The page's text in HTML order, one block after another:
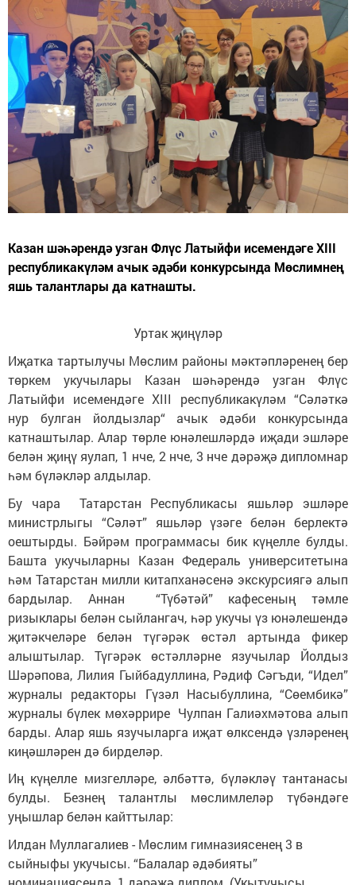
Казан шәһәрендә узган Флүс Латыйфи исемендәге XIII
республикакүләм ачык әдәби конкурсында Мөслимнең
яшь талантлары да катнашты.
Уртак җиңүләр
Иҗатка тартылучы Мөслим районы мәктәпләренең бер
төркем укучылары Казан шәһәрендә узган Флүс
Латыйфи исемендәге XIII республикакүләм “Сәләткә
нур булган йолдызлар“ ачык әдәби конкурсында
катнаштылар. Алар төрле юнәлешләрдә иҗади эшләре
белән җиңү яулап, 1 нче, 2 нче, 3 нче дәрәҗә дипломнар
һәм бүләкләр алдылар.
Бу чара Татарстан Республикасы яшьләр эшләре
министрлыгы “Сәләт” яшьләр үзәге белән берлектә
оештырды. Бәйрәм программасы бик күңелле булды.
Башта укучыларны Казан Федераль университетына
һәм Татарстан милли китапханәсенә экскурсиягә алып
бардылар. Аннан “Түбәтәй” кафесеның тәмле
ризыклары белән сыйлангач, һәр укучы үз юнәлешендә
җитәкчеләре белән түгәрәк өстәл артында фикер
алыштылар. Түгәрәк өстәлләрне язучылар Йолдыз
Шәрәпова, Лилия Гыйбадуллина, Рәдиф Сәгъди, “Идел”
журналы редакторы Гүзәл Насыбуллина, “Сөембикә”
журналыбүлек мөхәррире Чулпан Галиәхмәтова алып
барды. Алар яшь язучыларга иҗат өлксендә үзләренең
киңәшләрен дә бирделәр.
Иң күңелле мизгелләре, әлбәттә, бүләкләү тантанасы
булды. Безнең талантлы мөслимлеләр түбәндәге
уңышлар белән кайттылар:
Илдан Муллагалиев - Мөслим гимназиясенең 3 в
сыйныфы укучысы. “Балалар әдәбияты”